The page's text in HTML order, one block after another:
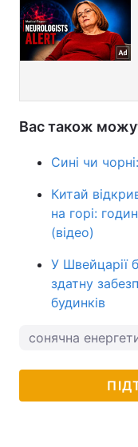
Вас також
Сині чи
Китай
на горі:
(відео)
У Швейцарії
здатну
будинків
сонячна